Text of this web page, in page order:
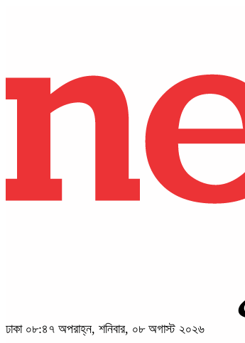
ঢাকা ০৮:৪৭ অপরাহ্ন, শনিবার, ০৮ অগাস্ট ২০২৬